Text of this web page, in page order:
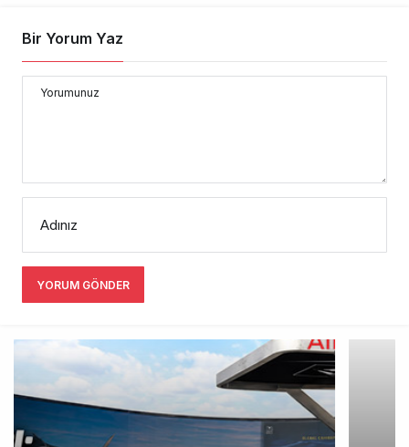
Bir Yorum Yaz
Yorumunuz
Adınız
YORUM GÖNDER